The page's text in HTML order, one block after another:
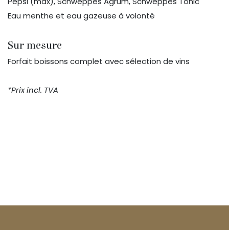
Eau menthe et eau gazeuse à volonté
Sur mesure
Forfait boissons complet avec sélection de vins
*Prix incl. TVA